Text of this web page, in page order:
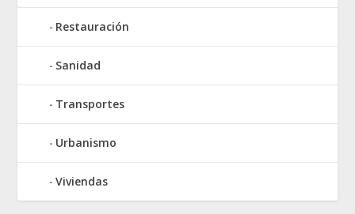
Restauración
Sanidad
Transportes
Urbanismo
Viviendas